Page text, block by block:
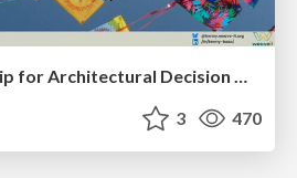
Technical Leadership for Architectural Decision Making
3 470